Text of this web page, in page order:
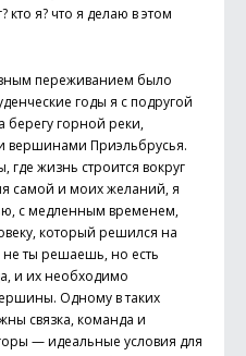
кто я? что я делаю в этом
переживанием было
годы я с подругой
берегу горной реки,
вершинами Приэльбрусья.
где жизнь строится вокруг
самой и моих желаний, я
с медленным временем,
который решился на
ты решаешь, но есть
и их необходимо
Одному в таких
связка, команда и
— идеальные условия для